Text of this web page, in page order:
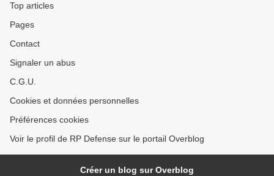
Top articles
Pages
Contact
Signaler un abus
C.G.U.
Cookies et données personnelles
Préférences cookies
Voir le profil de RP Defense sur le portail Overblog
Créer un blog sur Overblog